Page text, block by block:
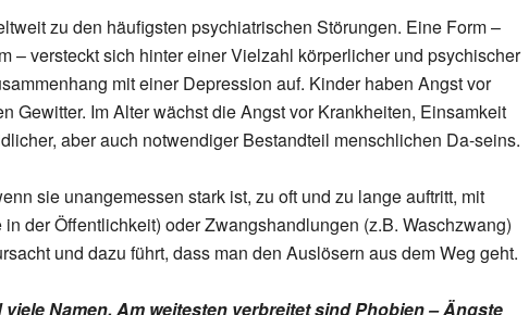
zu den häufigsten psychiatrischen Störungen. Eine Form –
– versteckt sich hinter einer Vielzahl körperlicher und psychischer
mit einer Depression auf. Kinder haben Angst vor
Gewitter. Im Alter wächst die Angst vor Krankheiten, Einsamkeit
aber auch notwendiger Bestandteil menschlichen Da-seins.
sie unangemessen stark ist, zu oft und zu lange auftritt, mit
der Öffentlichkeit) oder Zwangshandlungen (z.B. Waschzwang)
und dazu führt, dass man den Auslösern aus dem Weg geht.
Namen. Am weitesten verbreitet sind Phobien – Ängste